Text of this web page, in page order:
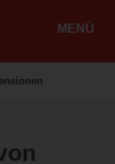
MENÜ